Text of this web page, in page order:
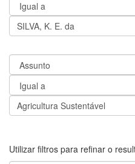
Utilizar filtros para refinar o